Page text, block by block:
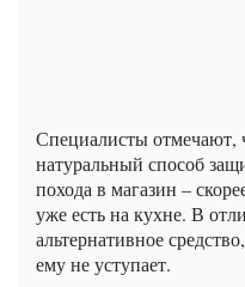
Специалисты отмечают,
натуральный способ
похода в магазин –
уже есть на кухне. В
альтернативное
ему не уступает.